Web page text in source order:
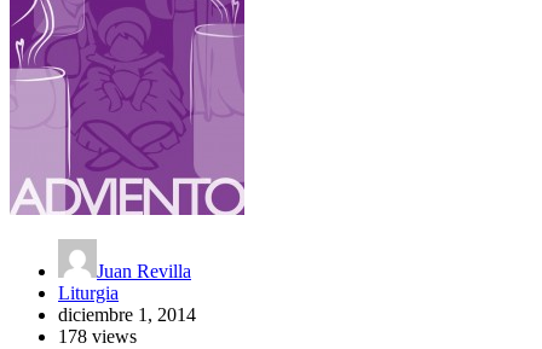
Juan Revilla
Liturgia
diciembre 1, 2014
178 views